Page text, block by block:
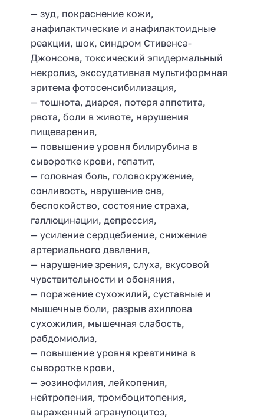
— зуд, покраснение кожи,
анафилактические и анафилактоидные
реакции, шок, синдром Стивенса-
Джонсона, токсический эпидермальный
некролиз, экссудативная мультиформная
эритема фотосенсибилизация,
— тошнота, диарея, потеря аппетита,
рвота, боли в животе, нарушения
пищеварения,
— повышение уровня билирубина в
сыворотке крови, гепатит,
— головная боль, головокружение,
сонливость, нарушение сна,
беспокойство, состояние страха,
галлюцинации, депрессия,
— усиление сердцебиение, снижение
артериального давления,
— нарушение зрения, слуха, вкусовой
чувствительности и обоняния,
— поражение сухожилий, суставные и
мышечные боли, разрыв ахиллова
сухожилия, мышечная слабость,
рабдомиолиз,
— повышение уровня креатинина в
сыворотке крови,
— эозинофилия, лейкопения,
нейтропения, тромбоцитопения,
выраженный агранулоцитоз,